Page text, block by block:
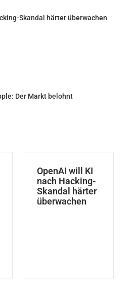
Skandal härter überwachen
Der Markt belohnt
OpenAI will KI
nach Hacking-
Skandal härter
überwachen